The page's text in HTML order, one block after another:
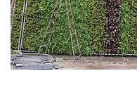
﹝第